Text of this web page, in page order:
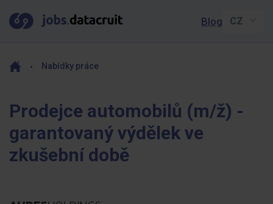
Blog
Nabídky práce
Prodejce automobilů (m/ž) -
garantovaný výdělek ve
zkušební době